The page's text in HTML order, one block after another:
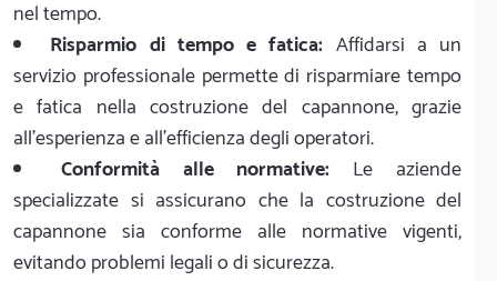
nel tempo.
Risparmio di tempo e fatica: Affidarsi a un
servizio professionale permette di risparmiare tempo
e fatica nella costruzione del capannone, grazie
all'esperienza e all'efficienza degli operatori.
Conformità alle normative: Le aziende
specializzate si assicurano che la costruzione del
capannone sia conforme alle normative vigenti,
evitando problemi legali o di sicurezza.